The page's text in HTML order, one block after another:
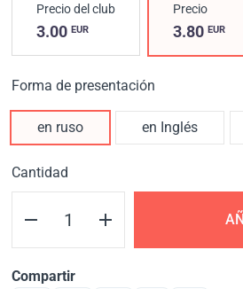
Precio del club
3.00 EUR
Precio
3.80EUR
Forma de presentación
en ruso en Inglés
Cantidad
Compartir